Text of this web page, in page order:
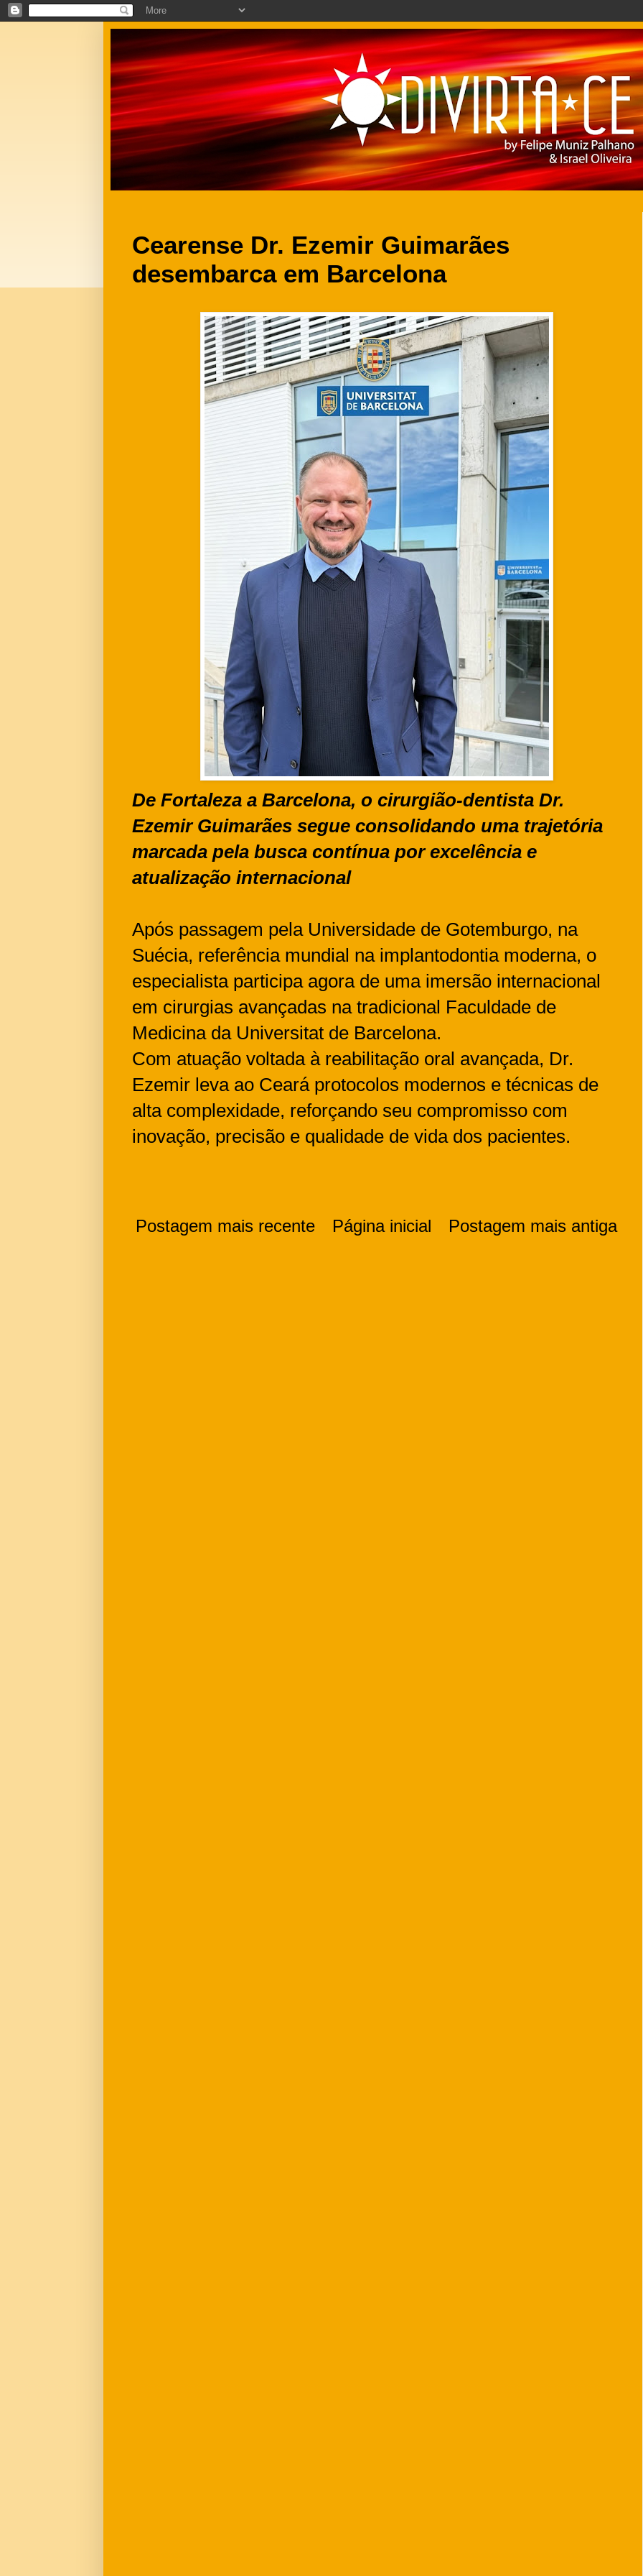
Cearense Dr. Ezemir Guimarães
desembarca em Barcelona
De Fortaleza a Barcelona, o cirurgião-dentista Dr.
Ezemir Guimarães segue consolidando uma trajetória
marcada pela busca contínua por excelência e
atualização internacional
Após passagem pela Universidade de Gotemburgo, na
Suécia, referência mundial na implantodontia moderna, o
especialista participa agora de uma imersão internacional
em cirurgias avançadas na tradicional Faculdade de
Medicina da Universitat de Barcelona.
Com atuação voltada à reabilitação oral avançada, Dr.
Ezemir leva ao Ceará protocolos modernos e técnicas de
alta complexidade, reforçando seu compromisso com
inovação, precisão e qualidade de vida dos pacientes.
Postagem mais recente Postagem mais antiga
Página inicial